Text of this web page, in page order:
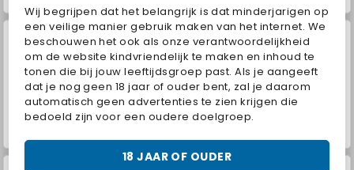
Wij begrijpen dat het belangrijk is dat minderjarigen op
een veilige manier gebruik maken van het internet. We
beschouwen het ook als onze verantwoordelijkheid
om de website kindvriendelijk te maken en inhoud te
tonen die bij jouw leeftijdsgroep past. Als je aangeeft
dat je nog geen 18 jaar of ouder bent, zal je daarom
automatisch geen advertenties te zien krijgen die
bedoeld zijn voor een oudere doelgroep.
18 JAAR OF OUDER